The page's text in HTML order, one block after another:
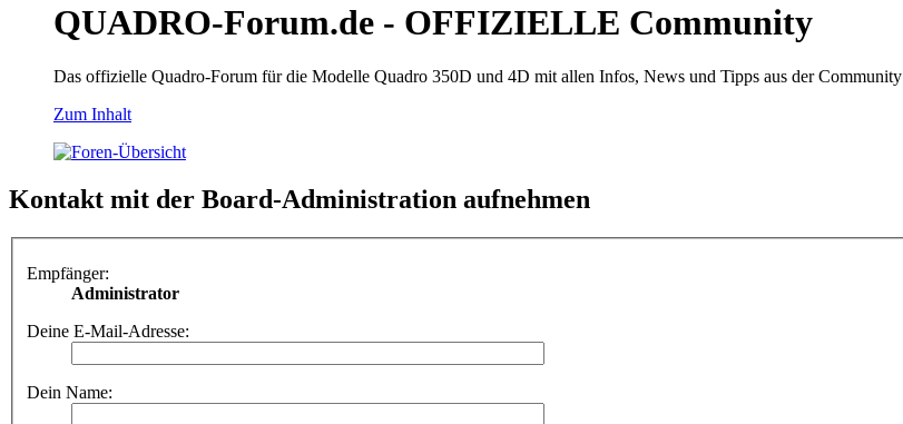
QUADRO-Forum.de - OFFIZIELLE Community
Das offizielle Quadro-Forum für die Modelle Quadro 350D und 4D mit allen Infos, News und Tipps aus der Community
Zum Inhalt
Kontakt mit der Board-Administration aufnehmen
Empfänger:
Administrator
Deine E-Mail-Adresse:
Dein Name: